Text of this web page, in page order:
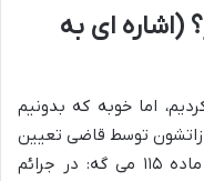
(اشاره ای به
اما خوبه که بدونیم
توسط قاضی تعیین
میشه و ثابت نیست) هم نقش داره. ماده ۱۱۵ می گه: در جرائم